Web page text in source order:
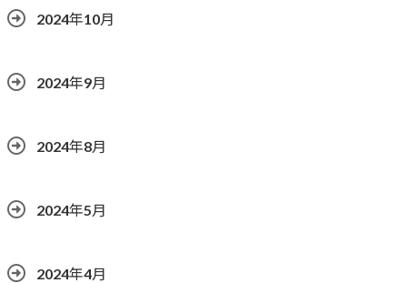
2024年10月
2024年9月
2024年8月
2024年5月
2024年4月